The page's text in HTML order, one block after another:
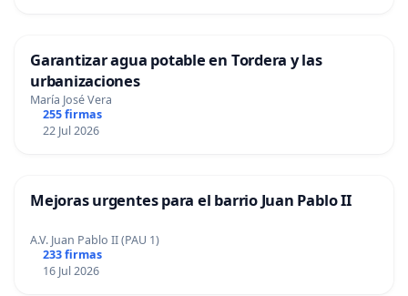
Garantizar agua potable en Tordera y las
urbanizaciones
María José Vera
255 firmas
22 Jul 2026
Mejoras urgentes para el barrio Juan Pablo II
A.V. Juan Pablo II (PAU 1)
233 firmas
16 Jul 2026